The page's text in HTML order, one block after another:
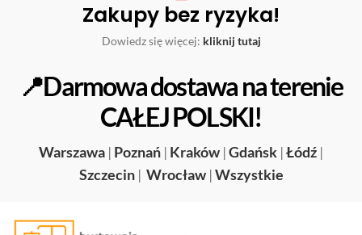
Zakupy bez ryzyka!
Dowiedz się więcej: kliknij tutaj
📍Darmowa dostawa na terenie
CAŁEJ POLSKI!
Warszawa | Poznań | Kraków |Gdańsk |Łódź |
Szczecin | Wrocław |Wszystkie